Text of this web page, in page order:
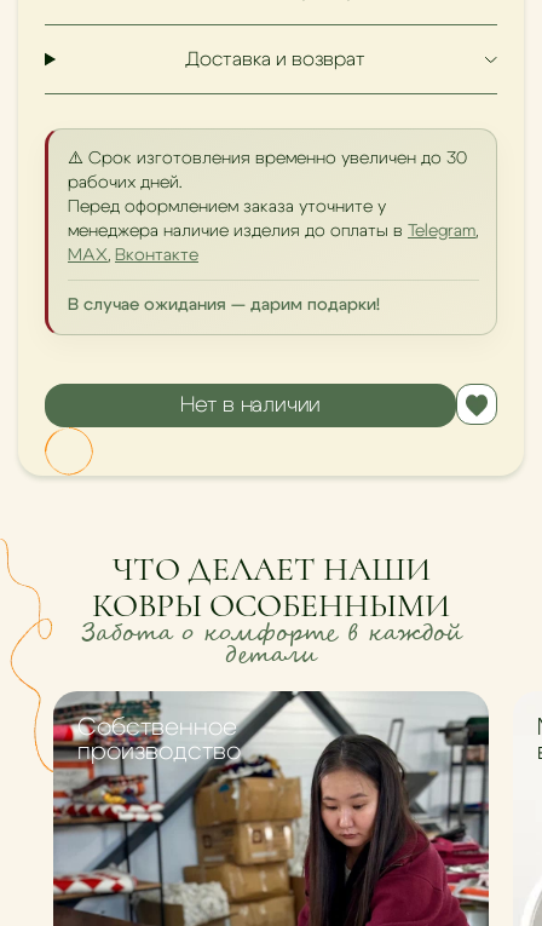
Доставка и возврат
⚠️ Срок изготовления временно увеличен до 30
рабочих дней.
Перед оформлением заказа уточните у
менеджера наличие изделия до оплаты в
Telegram,
MAX, Вконтакте
В случае ожидания — дарим подарки!
Нет в наличии
Забота о комфорте в каждой
детали
ЧТО ДЕЛАЕТ НАШИ
КОВРЫ ОСОБЕННЫМИ
Cобственное
производство